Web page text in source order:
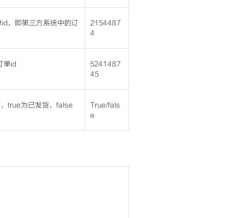
，即第三方系统中的订
2154487
4
单id
5241487
45
true为已发货，false
True/fals
e